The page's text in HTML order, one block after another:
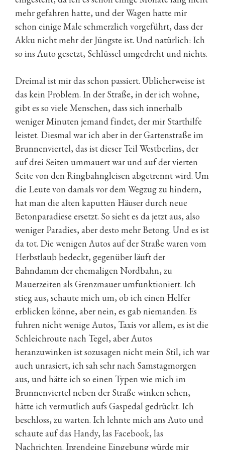
mehr gefahren hatte, und der Wagen hatte mir
schon einige Male schmerzlich vorgeführt, dass der
Akku nicht mehr der Jüngste ist. Und natürlich: Ich
so ins Auto gesetzt, Schlüssel umgedreht und nichts.
Dreimal ist mir das schon passiert. Üblicherweise ist
das kein Problem. In der Straße, in der ich wohne,
gibt es so viele Menschen, dass sich innerhalb
weniger Minuten jemand findet, der mir Starthilfe
leistet. Diesmal war ich aber in der Gartenstraße im
Brunnenviertel, das ist dieser Teil Westberlins, der
auf drei Seiten ummauert war und auf der vierten
Seite von den Ringbahngleisen abgetrennt wird. Um
die Leute von damals vor dem Wegzug zu hindern,
hat man die alten kaputten Häuser durch neue
Betonparadiese ersetzt. So sieht es da jetzt aus, also
weniger Paradies, aber desto mehr Betong. Und es ist
da tot. Die wenigen Autos auf der Straße waren vom
Herbstlaub bedeckt, gegenüber läuft der
Bahndamm der ehemaligen Nordbahn, zu
Mauerzeiten als Grenzmauer umfunktioniert. Ich
stieg aus, schaute mich um, ob ich einen Helfer
erblicken könne, aber nein, es gab niemanden. Es
fuhren nicht wenige Autos, Taxis vor allem, es ist die
Schleichroute nach Tegel, aber Autos
heranzuwinken ist sozusagen nicht mein Stil, ich war
auch unrasiert, ich sah sehr nach Samstagmorgen
aus, und hätte ich so einen Typen wie mich im
Brunnenviertel neben der Straße winken sehen,
hätte ich vermutlich aufs Gaspedal gedrückt. Ich
beschloss, zu warten. Ich lehnte mich ans Auto und
schaute auf das Handy, las Facebook, las
Nachrichten. Irgendeine Eingebung würde mir